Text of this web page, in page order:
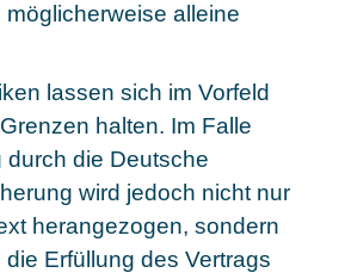
alleine
lassen sich im Vorfeld
halten. Im Falle
durch die Deutsche
wird jedoch nicht nur
herangezogen, sondern
die Erfüllung des Vertrags